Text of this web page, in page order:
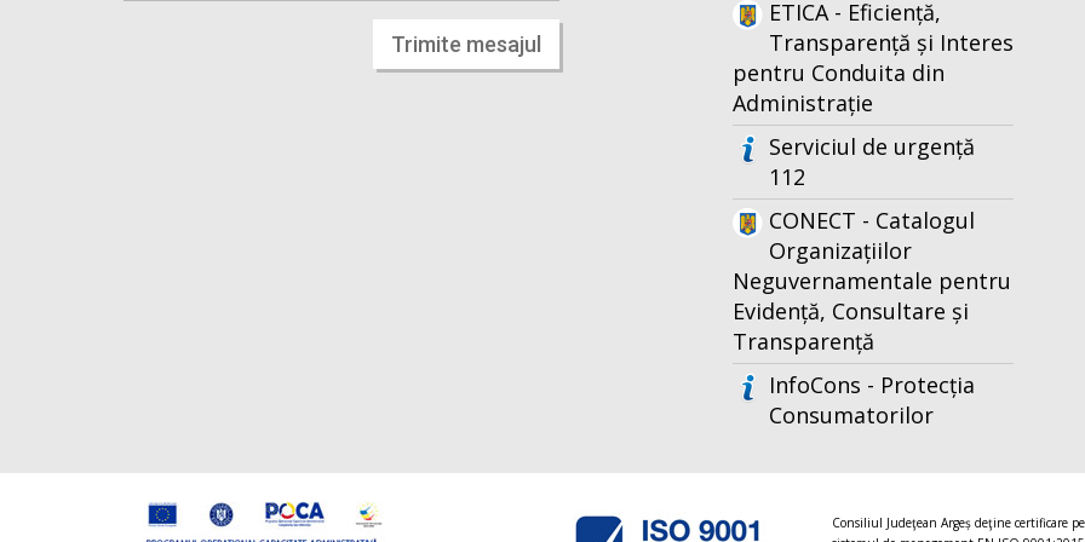
Trimite mesajul
ETICA - Eficiență,
Transparență și Interes
pentru Conduita din
Administrație
Serviciul de urgență
112
CONECT - Catalogul
Organizațiilor
Neguvernamentale pentru
Evidență, Consultare și
Transparență
InfoCons - Protecția
Consumatorilor
Consiliul Judeţean Argeș deţine certificare